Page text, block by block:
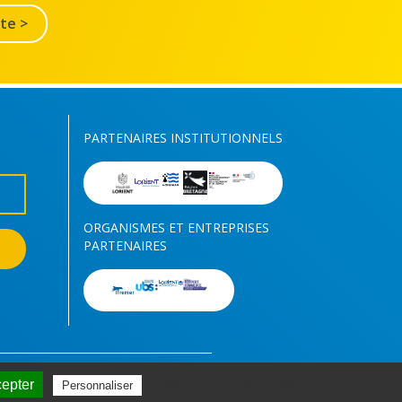
>
PARTENAIRES INSTITUTIONNELS
ORGANISMES ET ENTREPRISES
PARTENAIRES
Personnaliser